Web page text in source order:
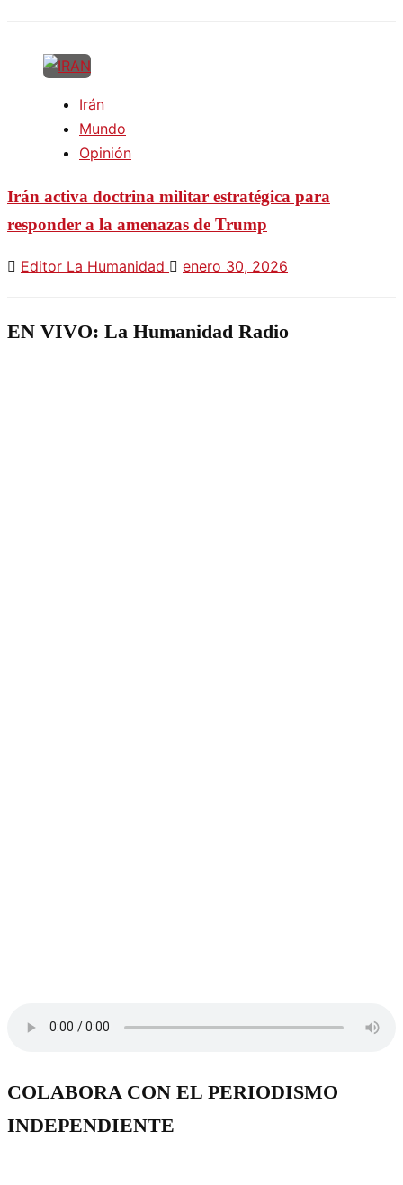
Irán
Mundo
Opinión
Irán activa doctrina militar estratégica para
responder a la amenazas de Trump
Editor La Humanidad enero 30, 2026
EN VIVO: La Humanidad Radio
COLABORA CON EL PERIODISMO
INDEPENDIENTE